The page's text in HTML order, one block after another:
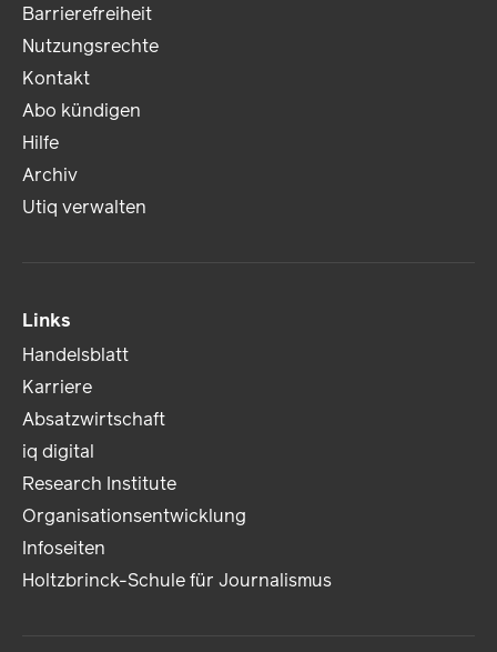
Barrierefreiheit
Nutzungsrechte
Kontakt
Abo kündigen
Hilfe
Archiv
Utiq verwalten
Links
Handelsblatt
Karriere
Absatzwirtschaft
iq digital
Research Institute
Organisationsentwicklung
Infoseiten
Holtzbrinck-Schule für Journalismus